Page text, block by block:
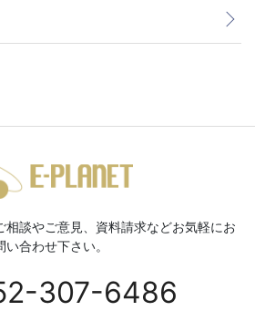
相談やご意見、資料請求などお気軽にお
い合わせ下さい。
307-6486